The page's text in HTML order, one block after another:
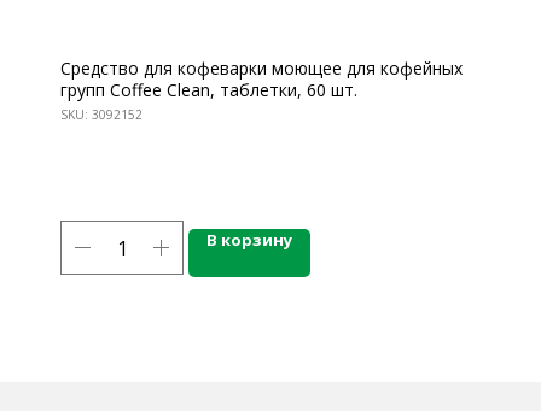
Средство для кофеварки моющее для кофейных
групп Coffee Clean, таблетки, 60 шт.
SKU: 3092152
В корзину
Ждём Вас в выставочном зале
г. Калининград, ул. Дзержинского, д. 125